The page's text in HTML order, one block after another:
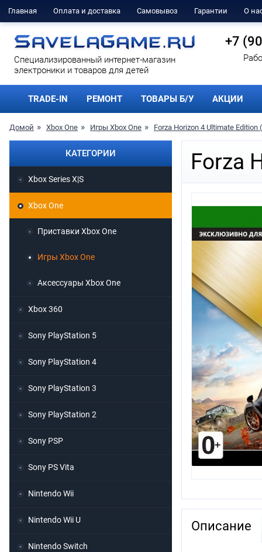
Главная Оплата и доставка Самовывоз Гарантии О
Cпециализированный интернет-магазин
электроники и товаров для детей
+7
TRADE-IN РЕМОНТ ТОВАРЫ Б/У АКЦИИ
Домой Xbox One Игры Xbox One Forza Horizon 4 Ultimate Edition
Forza
Описание
КАТЕГОРИИ
Xbox Series X|S
Xbox One
Приставки Xbox One
Игры Xbox One
Аксессуары Xbox One
Xbox 360
Sony PlayStation 5
Sony PlayStation 4
Sony PlayStation 3
Sony PlayStation 2
Sony PSP
Sony PS Vita
Nintendo Wii
Nintendo Wii U
Nintendo Switch